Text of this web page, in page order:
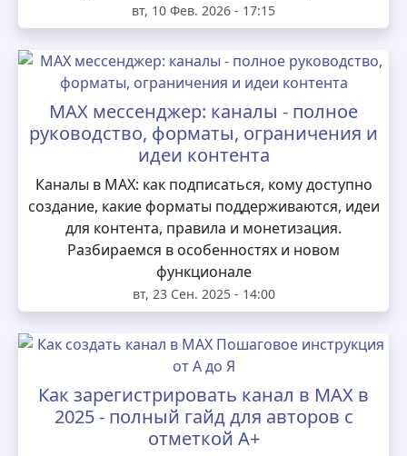
вт, 10 Фев. 2026 - 17:15
MAX мессенджер: каналы - полное
руководство, форматы, ограничения и
идеи контента
Каналы в MAX: как подписаться, кому доступно
создание, какие форматы поддерживаются, идеи
для контента, правила и монетизация.
Разбираемся в особенностях и новом
функционале
вт, 23 Сен. 2025 - 14:00
Как зарегистрировать канал в MAX в
2025 - полный гайд для авторов с
отметкой А+